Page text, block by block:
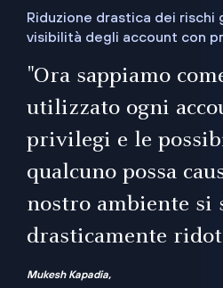
Riduzione drastica dei rischi
visibilità degli account con
"Ora sappiamo
utilizzato ogni
privilegi e le
qualcuno possa
nostro ambiente si
drasticamente
Mukesh Kapadia,